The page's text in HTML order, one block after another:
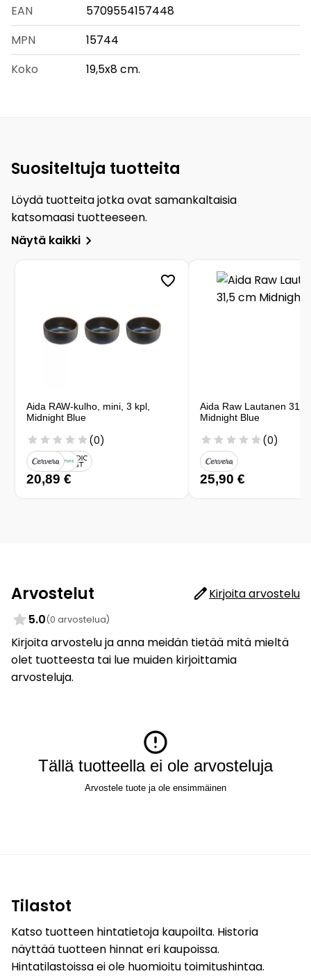
EAN
5709554157448
MPN
15744
Koko
19,5x8 cm.
Suositeltuja tuotteita
Löydä tuotteita jotka ovat samankaltaisia
katsomaasi tuotteeseen.
Näytä kaikki
Aida RAW-kulho, mini, 3 kpl,
Midnight Blue
(0)
20,89 €
Aida Raw Lautanen 31,5
Midnight Blue
(0)
25,90 €
Arvostelut
Kirjoita arvostelu
5.0(0 arvostelua)
Kirjoita arvostelu ja anna meidän tietää mitä mieltä
olet tuotteesta tai lue muiden kirjoittamia
arvosteluja.
Tällä tuotteella ei ole arvosteluja
Arvostele tuote ja ole ensimmäinen
Tilastot
Katso tuotteen hintatietoja kaupoilta. Historia
näyttää tuotteen hinnat eri kaupoissa.
Hintatilastoissa ei ole huomioitu toimitushintaa.